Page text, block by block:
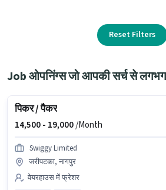
Reset Filters
Job ओपनिंग्स जो आपकी सर्च से
पिकर / पैकर
14,500 - 19,000/Month
Swiggy Limited
जरीपटका, नागपुर
वेयरहाउस में फ्रेशर